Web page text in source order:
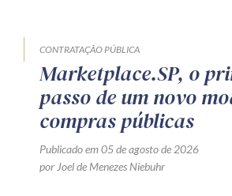
CONTRATAÇÃO PÚBLICA
Marketplace.SP, o
passo de um novo
compras públicas
Publicado em 05 de agosto de 2026
por Joel de Menezes Niebuhr